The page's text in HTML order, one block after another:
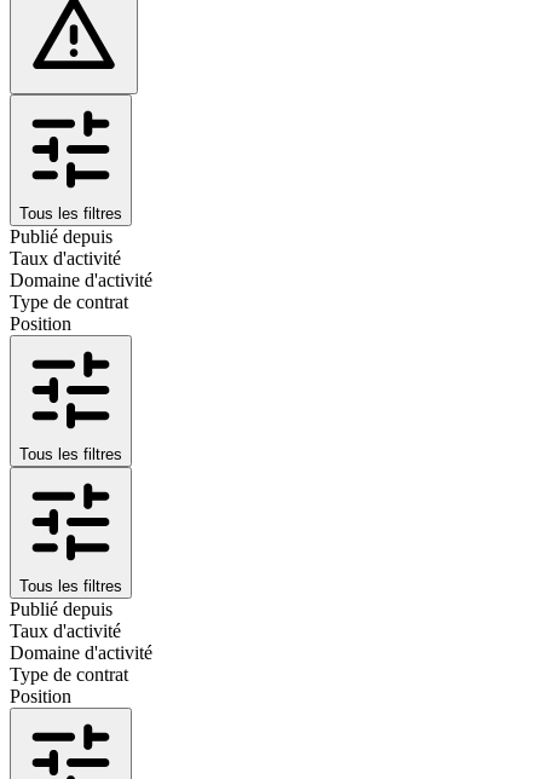
Tous les filtres
Publié depuis
Taux d'activité
Domaine d'activité
Type de contrat
Position
Tous les filtres
Tous les filtres
Publié depuis
Taux d'activité
Domaine d'activité
Type de contrat
Position